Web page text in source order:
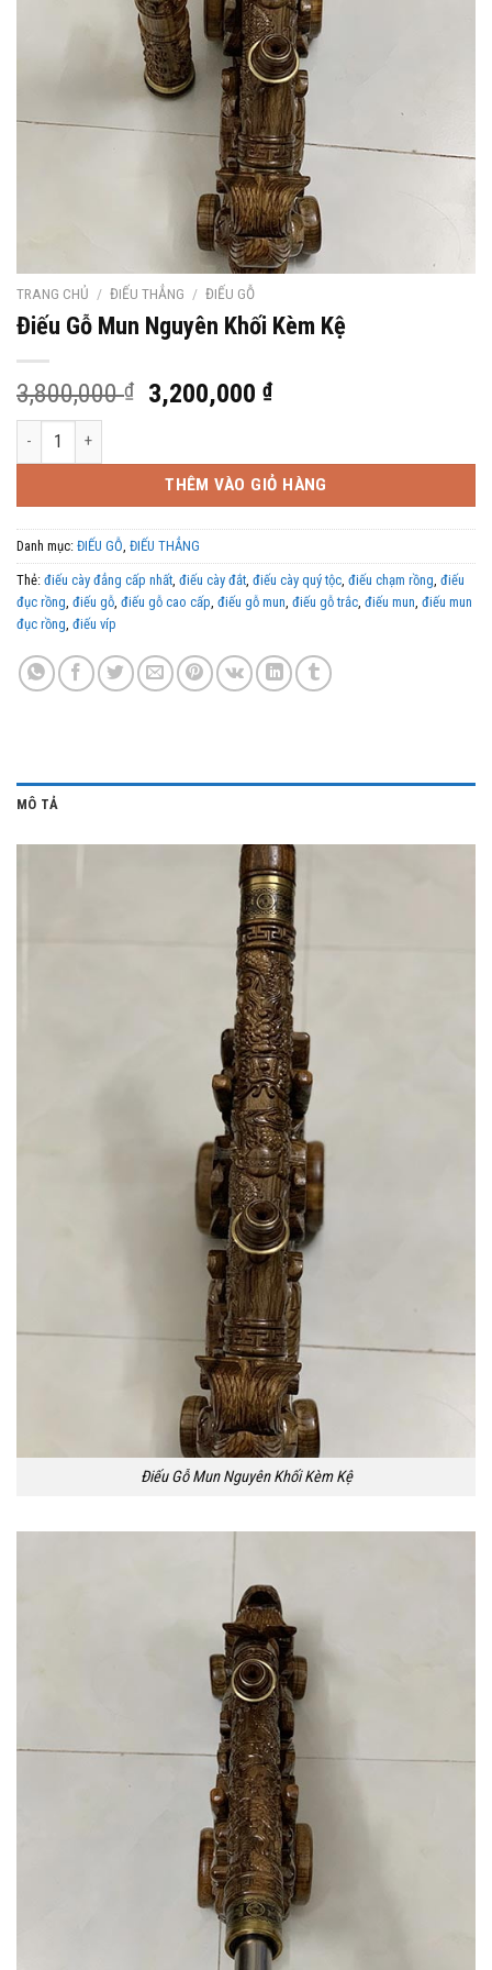
TRANG CHỦ / ĐIẾU THẲNG / ĐIẾU GỖ
Điếu Gỗ Mun Nguyên Khối Kèm Kệ
3,800,000₫
Giá
3,800,000 ₫.
3,200,000₫Giá
là:
3,200,000 ₫.
Điếu Gỗ Mun Nguyên Khối Kèm Kệ số lượng
THÊM VÀO GIỎ HÀNG
Danh mục: ĐIẾU GỖ, ĐIẾU THẲNG
Thẻ: điếu cày đẳng cấp nhất, điếu cày đắt, điếu cày quý tộc, điếu chạm rồng, điếu
đục rồng, điếu gỗ, điếu gỗ cao cấp, điếu gỗ mun, điếu gỗ trắc, điếu mun, điếu mun
đục rồng, điếu víp
MÔ TẢ
Điếu Gỗ Mun Nguyên Khối Kèm Kệ